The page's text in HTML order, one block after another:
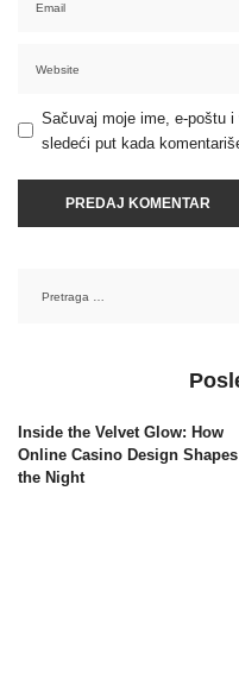
Sačuvaj moje ime, e-poštu
sledeći put kada
Inside the Velvet Glow: How
Online Casino Design Shapes
the Night